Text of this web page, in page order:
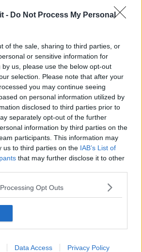
- Do Not Process My Personal
of the sale, sharing to third parties, or
or sensitive information for
us, please use the below opt-out
selection. Please note that after your
you may continue seeing
on personal information utilized by
disclosed to third parties prior to
separately opt-out of the further
information by third parties on the
participants. This information may
us to third parties on the IAB’s List of
that may further disclose it to other
Opt Outs
Data Access Privacy Policy
di mezza estate